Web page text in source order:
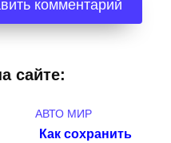
сайте:
АВТО МИР
Как сохранить